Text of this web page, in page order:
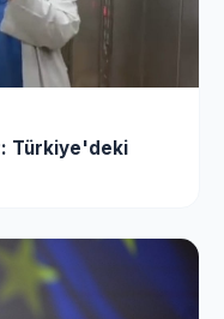
Türkiye'deki